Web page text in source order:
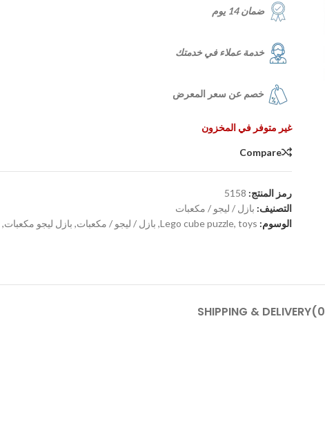
ضمان 14 يوم
خدمة عملاء في خدمتك
خصم عن سعر المعرض
غير متوفر في المخزون
Compare
رمز المنتج: 5158
التصنيف: بازل / ليجو / مكعبات
الوسوم:
Lego cube puzzle, toys
, بازل / ليجو / مكعبات, بازل ليجو مكعبات,
SHIPPING & DELIVERY